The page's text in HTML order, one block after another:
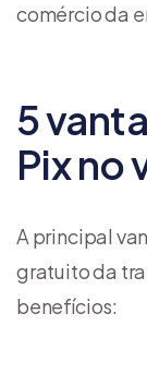
comércio da
5
Pix no
A principal
gratuito da
benefícios: